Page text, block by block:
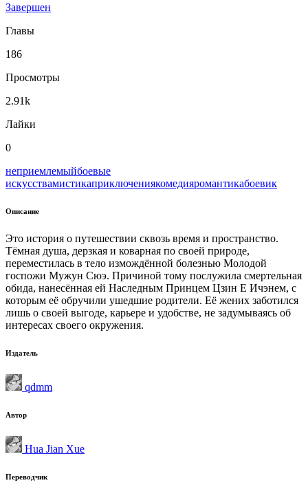
Завершен
Главы
186
Просмотры
2.91k
Лайки
0
неприемлемыйбоевые
искусствамистикаприключениякомедияромантикабоевик
Описание
Это история о путешествии сквозь время и пространство.
Тёмная душа, дерзкая и коварная по своей природе,
переместилась в тело измождённой болезнью Молодой
госпожи Мужун Сюэ. Причиной тому послужила смертельная
обида, нанесённая ей Наследным Принцем Цзин Е Ичэнем, с
которым её обручили ушедшие родители. Её жених заботился
лишь о своей выгоде, карьере и удобстве, не задумываясь об
интересах своего окружения.
Издатель
qdmm
Автор
Hua Jian Xue
Переводчик